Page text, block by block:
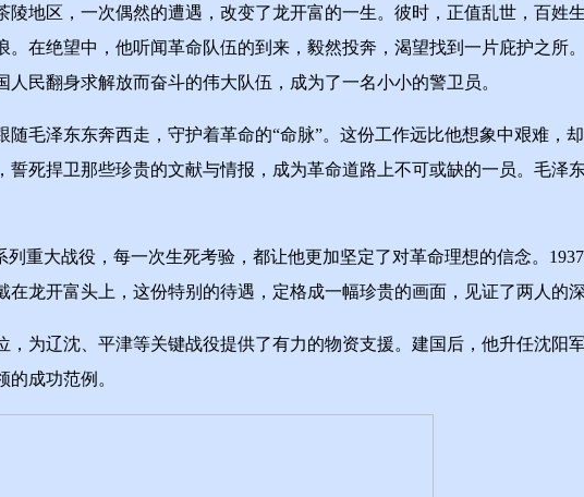
区，一次偶然的遭遇，改变了龙开富的一生。彼时，正值乱世，百姓
在绝望中，他听闻革命队伍的到来，毅然投奔，渴望找到一片庇护之所
民翻身求解放而奋斗的伟大队伍，成为了一名小小的警卫员。
泽东东奔西走，守护着革命的“命脉”。这份工作远比他想象中艰难，
死捍卫那些珍贵的文献与情报，成为革命道路上不可或缺的一员。毛泽
大战役，每一次生死考验，都让他更加坚定了对革命理想的信念。
龙开富头上，这份特别的待遇，定格成一幅珍贵的画面，见证了两人的深
辽沈、平津等关键战役提供了有力的物资支援。建国后，他升任沈阳
成功范例。